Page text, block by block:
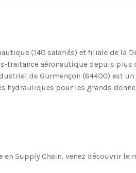
(140 salariés) et filiale de la
traitance aéronautique depuis plus
de Gurmençon (64400) est
hydrauliques pour les grands
en Supply Chain, venez découvrir